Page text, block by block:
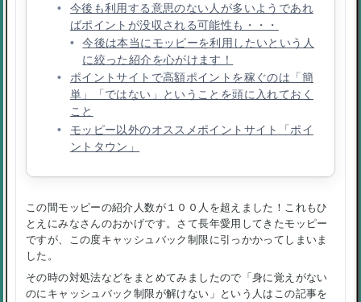
今後も利用する意思のない人が多いようであれ
ばポイントが没収される可能性も・・・
今後は本当にモッピーを利用したいという人
に絞った紹介を心がけます！
ポイントサイトで高額ポイントを稼ぐのは「簡
単」「ではない」ということを頭に入れておく
こと
モッピー以外のオススメポイントサイト「ポイ
ントタウン」
この間モッピーの紹介人数が１００人を超えました！これもひ
とえにみなさんのおかげです。さて長年愛用してきたモッピー
ですが、この度キャッシュバック制限に引っかかってしまいま
した。
その時の対処法などをまとめてみましたので「身に覚えがない
のにキャッシュバック制限が解けない」という人はこの記事を